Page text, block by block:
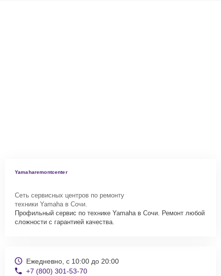
Yamaharemontcenter
Сеть сервисных центров по ремонту
техники Yamaha в Сочи.
Профильный сервис по технике Yamaha в Сочи. Ремонт любой
сложности с гарантией качества.
Ежедневно, с 10:00 до 20:00
+7 (800) 301-53-70